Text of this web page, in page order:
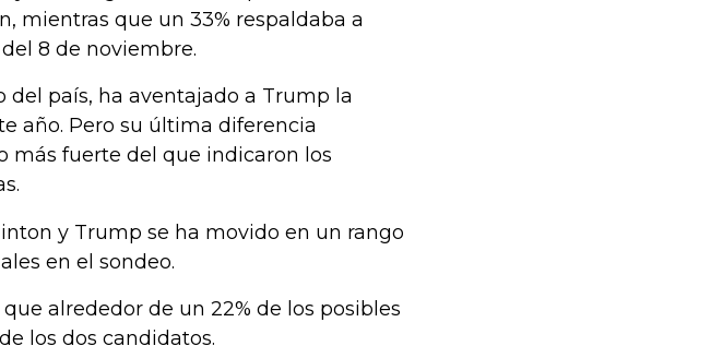
mientras que un 33% respaldaba a
8 de noviembre.
del país, ha aventajado a Trump la
año. Pero su última diferencia
más fuerte del que indicaron los
y Trump se ha movido en un rango
en el sondeo.
alrededor de un 22% de los posibles
los dos candidatos.